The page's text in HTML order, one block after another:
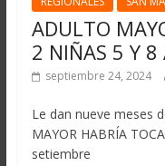
ADULTO
2 NIÑAS 5 Y 8
septiembre 24, 2024
Le dan nueve meses
MAYOR HABRÍA
setiembre